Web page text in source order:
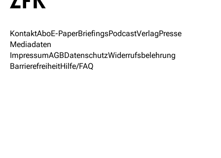
KontaktAboE-PaperBriefingsPodcastVerlagPresse
Mediadaten
ImpressumAGBDatenschutzWiderrufsbelehrung
BarrierefreiheitHilfe/FAQ